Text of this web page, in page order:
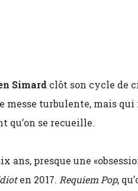
Simardclôt son cycle de
messe turbulente, mais
qu’on se recueille.
ans, presque une
en 2017. Requiem Pop,